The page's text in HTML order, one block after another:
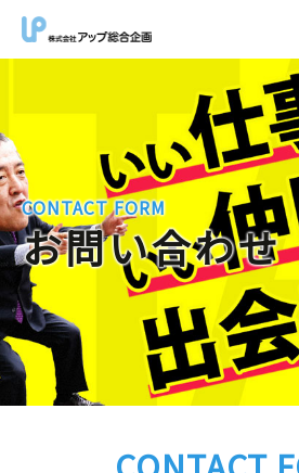
CONTACT FORM
お問い合わせ